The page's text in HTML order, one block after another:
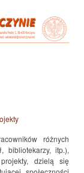
różnych
bibliotekarzy, itp.),
dzielą się